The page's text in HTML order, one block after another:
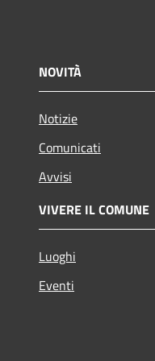
NOVITÀ
Notizie
Comunicati
Avvisi
VIVERE IL COMUNE
Luoghi
Eventi